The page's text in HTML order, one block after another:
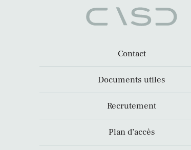
Contact
Documents utiles
Recrutement
Plan d’accès